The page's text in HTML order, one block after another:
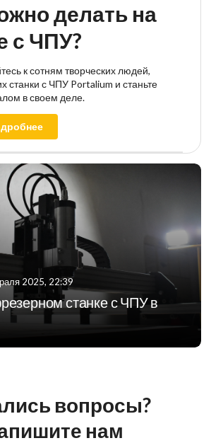
делать на
с ЧПУ?
к сотням творческих людей,
станки с ЧПУ Portalium и станьте
в своем деле.
в
01 мая 2026,
G-коды для
такое?
вопросы?
нам